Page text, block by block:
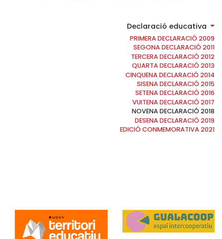
Declaració educativa
PRIMERA DECLARACIÓ 2009
SEGONA DECLARACIÓ 2011
TERCERA DECLARACIÓ 2012
QUARTA DECLARACIÓ 2013
CINQUENA DECLARACIÓ 2014
SISENA DECLARACIÓ 2015
SETENA DECLARACIÓ 2016
VUITENA DECLARACIÓ 2017
NOVENA DECLARACIÓ 2018
DESENA DECLARACIÓ 2019
EDICIÓ CONMEMORATIVA 2021